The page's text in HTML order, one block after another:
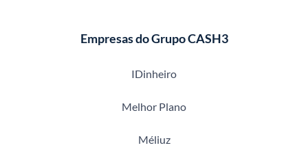
Empresas do Grupo CASH3
IDinheiro
Melhor Plano
Méliuz